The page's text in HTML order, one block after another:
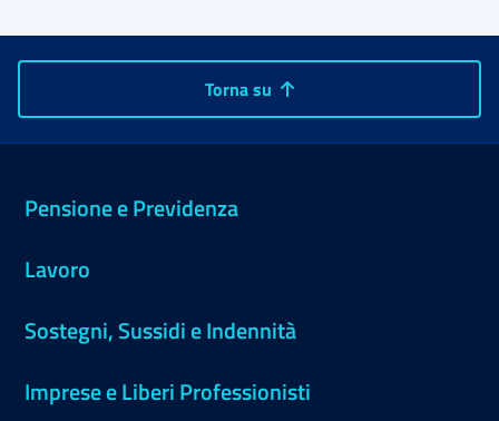
Torna su
Pensione e Previdenza
Lavoro
Sostegni, Sussidi e Indennità
Imprese e Liberi Professionisti